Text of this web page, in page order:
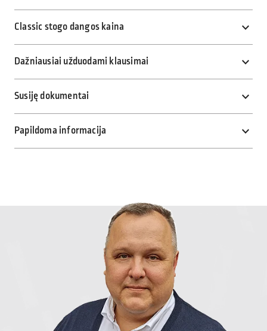
Classic stogo dangos kaina
Dažniausiai užduodami klausimai
Susiję dokumentai
Papildoma informacija